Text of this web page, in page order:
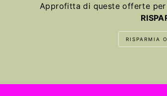
Approfitta di queste offerte
RISPARMIA